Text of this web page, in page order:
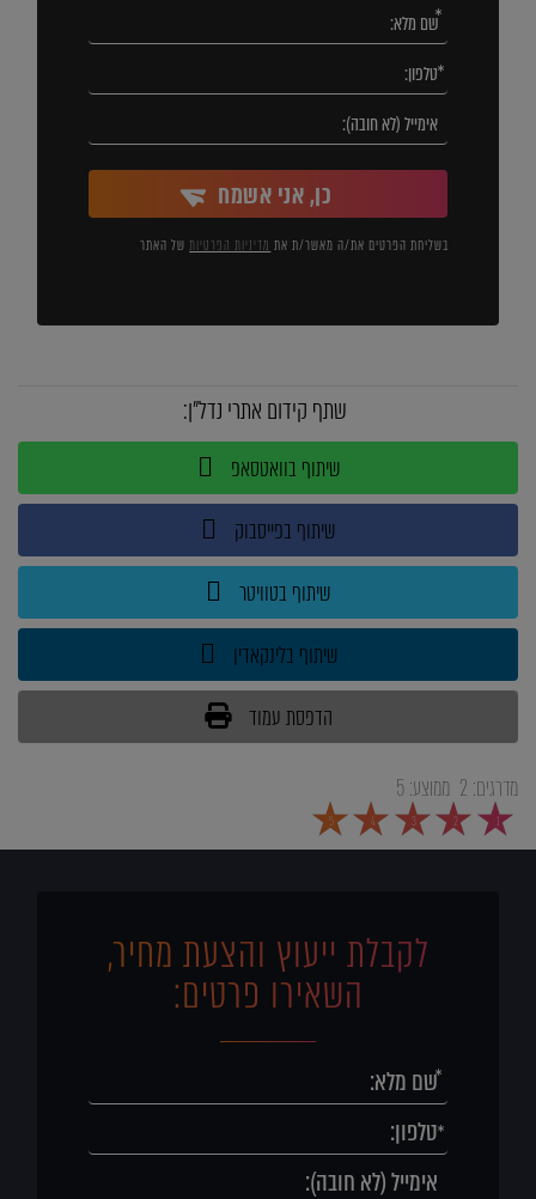
כן, אני אשמח
בשליחת הפרטים את/ה מאשר/ת את מדיניות הפרטיותשל האתר
שתף קידום אתרי נדל"ן:
שיתוף בוואטסאפ
שיתוף בפייסבוק
שיתוף בטוויטר
שיתוף בלינקאדין
הדפסת עמוד
מדרגים: 2 ממוצע:5
1
2
3
4
5
לקבלת ייעוץ והצעת מחיר,
השאירו פרטים: